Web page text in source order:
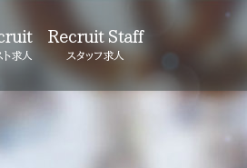
ト求人
Recruit Staff
スタッフ求人